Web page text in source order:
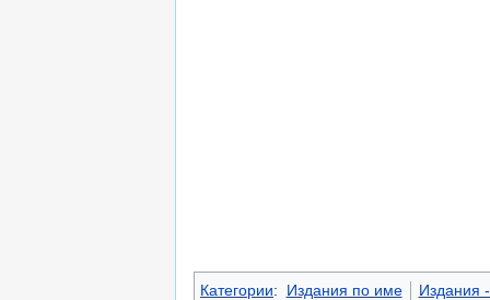
Категории: Издания по име
Издания